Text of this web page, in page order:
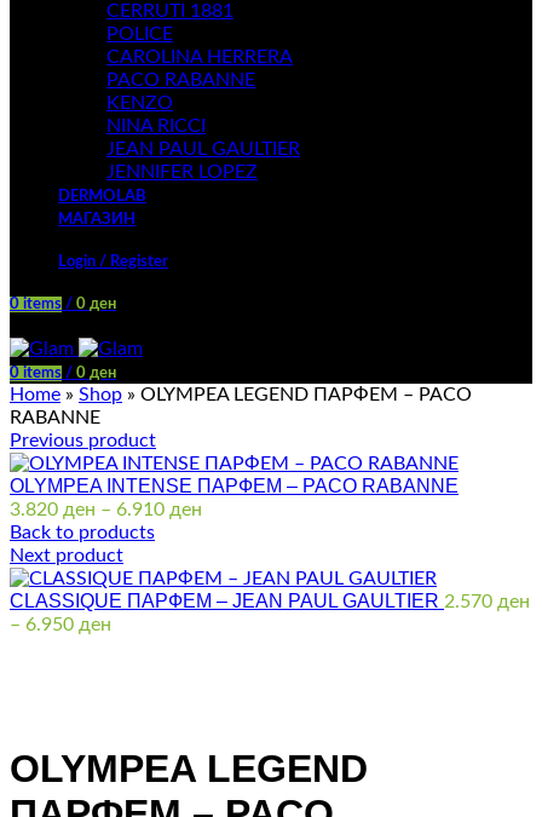
CERRUTI 1881
POLICE
CAROLINA HERRERA
PACO RABANNE
KENZO
NINA RICCI
JEAN PAUL GAULTIER
JENNIFER LOPEZ
DERMOLAB
МАГАЗИН
Login / Register
0 items / 0 ден
0 items / 0 ден
Home » Shop » OLYMPEA LEGEND ПАРФЕМ – PACO
RABANNE
Previous product
OLYMPEA INTENSE ПАРФЕМ – PACO RABANNE
3.820 ден – 6.910 ден
through
6.910 ден
Back to products
Next product
CLASSIQUE ПАРФЕМ – JEAN PAUL GAULTIER 2.570 ден
– 6.950 ден
OLYMPEA LEGEND